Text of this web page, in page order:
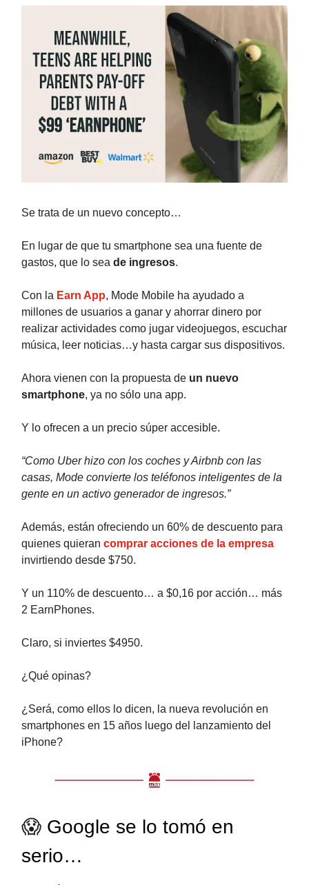
Se trata de un nuevo concepto…
En lugar de que tu smartphone sea una fuente de
gastos, que lo sea de ingresos.
Con la Earn App, Mode Mobile ha ayudado a
millones de usuarios a ganar y ahorrar dinero por
realizar actividades como jugar videojuegos, escuchar
música, leer noticias…y hasta cargar sus dispositivos.
Ahora vienen con la propuesta de un nuevo
smartphone, ya no sólo una app.
Y lo ofrecen a un precio súper accesible.
“Como Uber hizo con los coches y Airbnb con las
casas, Mode convierte los teléfonos inteligentes de la
gente en un activo generador de ingresos.”
Además, están ofreciendo un 60% de descuento para
quienes quieran comprar acciones de la empresa
invirtiendo desde $750.
Y un 110% de descuento… a $0,16 por acción… más
2 EarnPhones.
Claro, si inviertes $4950.
¿Qué opinas?
¿Será, como ellos lo dicen, la nueva revolución en
smartphones en 15 años luego del lanzamiento del
iPhone?
😱 Google se lo tomó en
serio…